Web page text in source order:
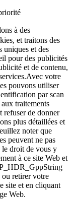
à des
et traitons des
uniques et des
pour des publicités
et de contenu,
votre
pouvons utiliser
par scan
traitements
refuser de donner
plus détaillées et
noter que
peuvent ne pas
le droit de vous y
à ce site Web et
retirer votre
site et en cliquant
Web.